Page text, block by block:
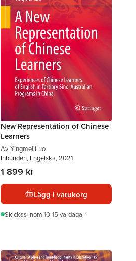
New Representation of Chinese
Learners
Av Yingmei Luo
Inbunden, Engelska, 2021
1 899 kr
Lägg i varukorg
Skickas inom 10-15 vardagar